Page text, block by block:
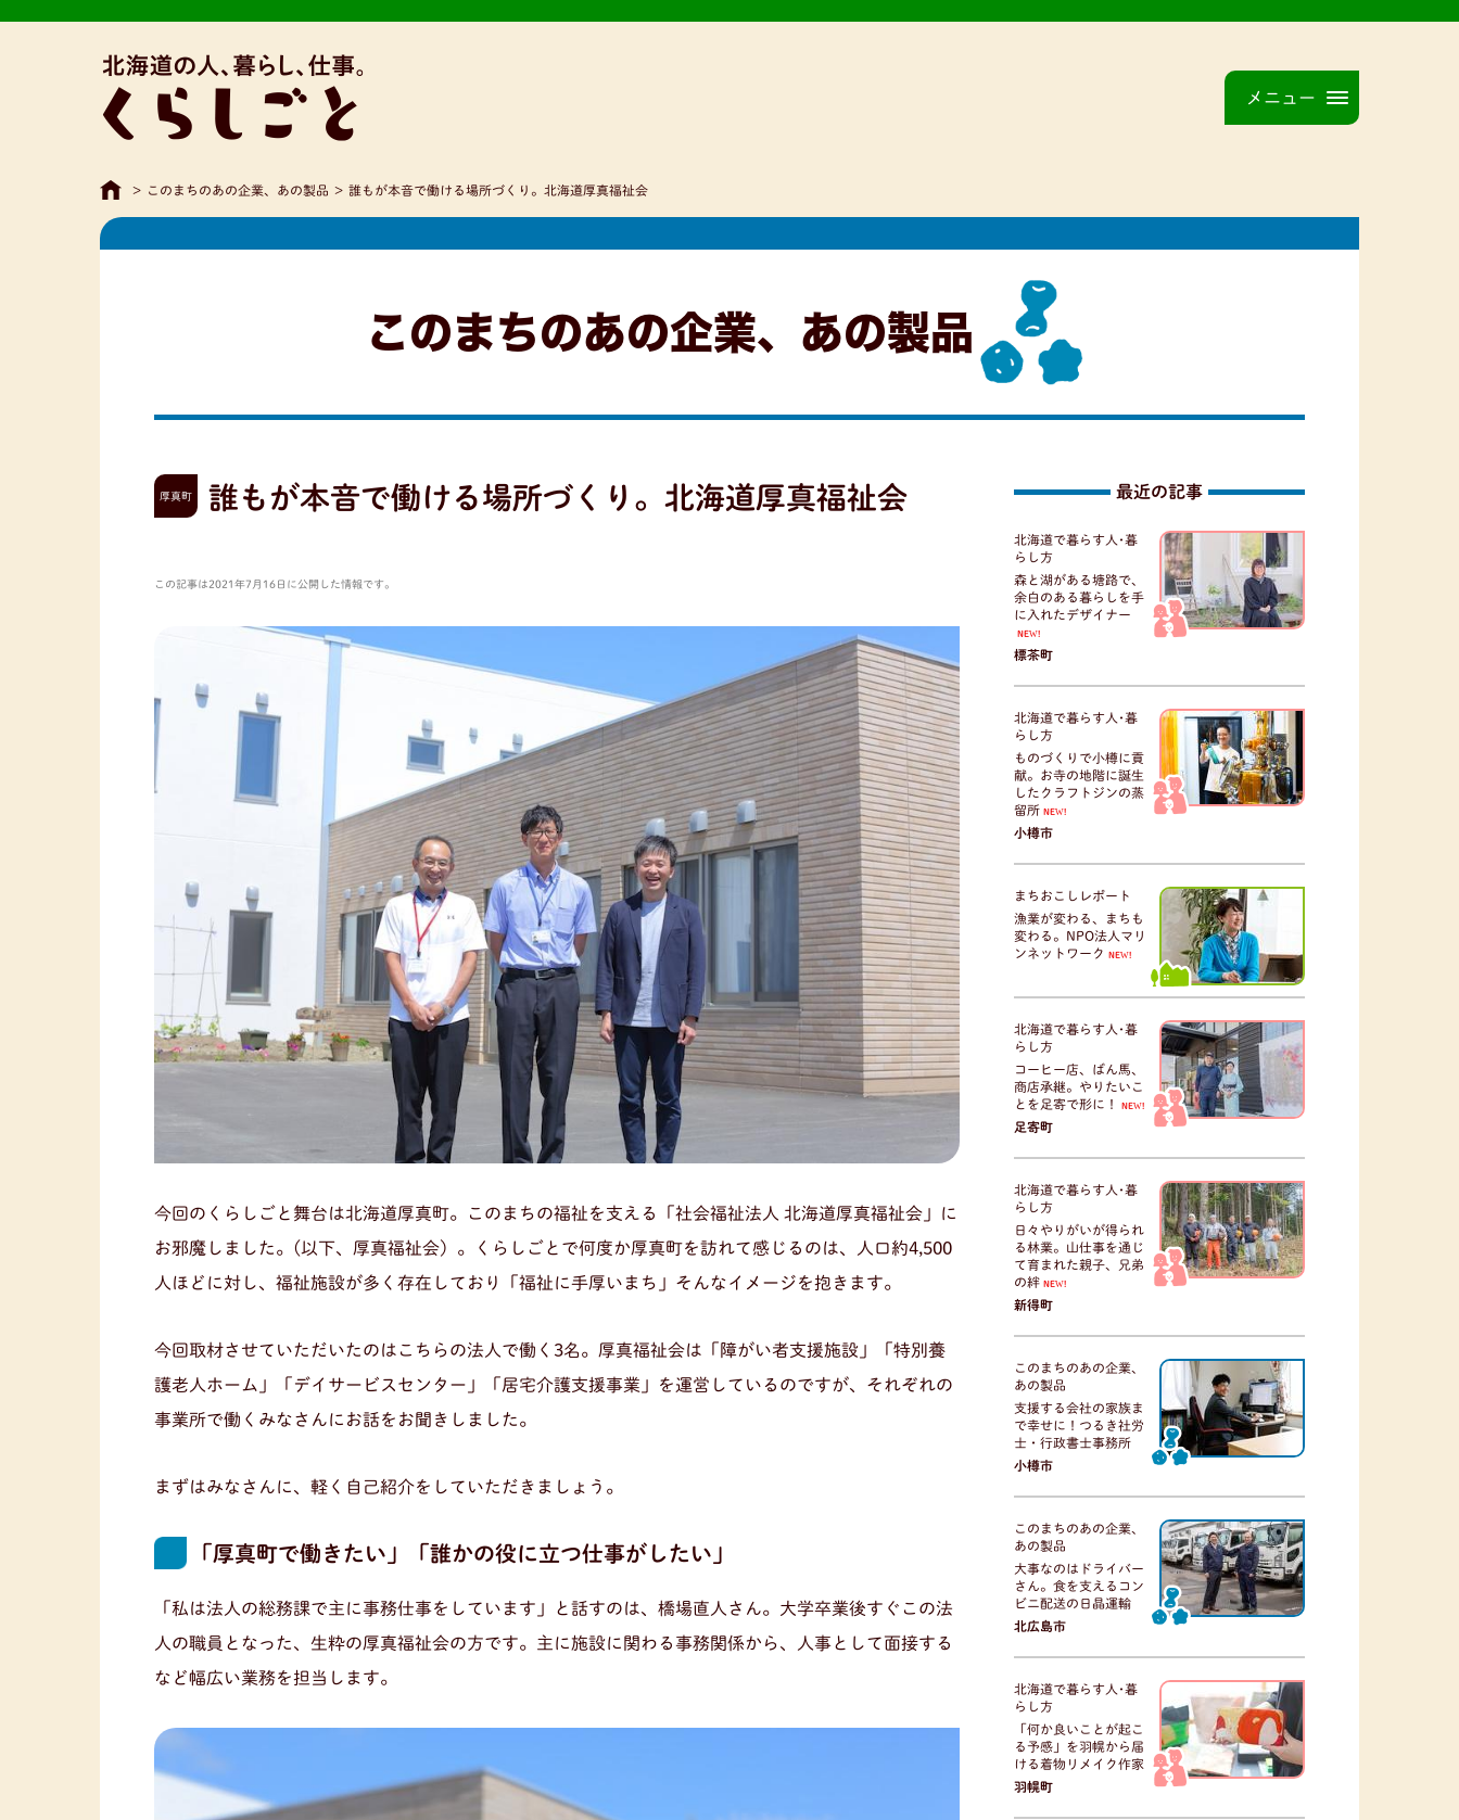
メニュー
> このまちのあの企業、あの製品 > 誰もが本音で働ける場所づくり。北海道厚真福祉会
このまちのあの企業、あの製品
厚真町 誰もが本音で働ける場所づくり。北海道厚真福祉会
この記事は2021年7月16日に公開した情報です。
今回のくらしごと舞台は北海道厚真町。このまちの福祉を支える「社会福祉法人 北海道厚真福祉会」に
お邪魔しました。(以下、厚真福祉会）。くらしごとで何度か厚真町を訪れて感じるのは、人口約4,500
人ほどに対し、福祉施設が多く存在しており「福祉に手厚いまち」そんなイメージを抱きます。
今回取材させていただいたのはこちらの法人で働く3名。厚真福祉会は「障がい者支援施設」「特別養
護老人ホーム」「デイサービスセンター」「居宅介護支援事業」を運営しているのですが、それぞれの
事業所で働くみなさんにお話をお聞きしました。
まずはみなさんに、軽く自己紹介をしていただきましょう。
「厚真町で働きたい」「誰かの役に立つ仕事がしたい」
「私は法人の総務課で主に事務仕事をしています」と話すのは、橋場直人さん。大学卒業後すぐこの法
人の職員となった、生粋の厚真福祉会の方です。主に施設に関わる事務関係から、人事として面接する
など幅広い業務を担当します。
最近の記事
北海道で暮らす人･暮
らし方
森と湖がある塘路で、
余白のある暮らしを手
に入れたデザイナー
NEW!
標茶町
北海道で暮らす人･暮
らし方
ものづくりで小樽に貢
献。お寺の地階に誕生
したクラフトジンの蒸
留所 NEW!
小樽市
まちおこしレポート
漁業が変わる、まちも
変わる。NPO法人マリ
ンネットワーク
NEW!
北海道で暮らす人･暮
らし方
コーヒー店、ばん馬、
商店承継。やりたいこ
とを足寄で形に！
NEW!
足寄町
北海道で暮らす人･暮
らし方
日々やりがいが得られ
る林業。山仕事を通じ
て育まれた親子、兄弟
の絆 NEW!
新得町
このまちのあの企業、
あの製品
支援する会社の家族ま
で幸せに！つるき社労
士・行政書士事務所
小樽市
このまちのあの企業、
あの製品
大事なのはドライバー
さん。食を支えるコン
ビニ配送の日晶運輸
北広島市
北海道で暮らす人･暮
らし方
「何か良いことが起こ
る予感」を羽幌から届
ける着物リメイク作家
羽幌町